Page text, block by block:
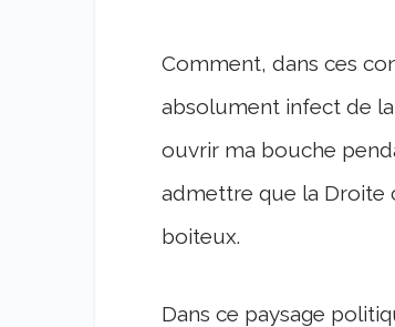
Comment, dans ces
absolument infect de
ouvrir ma bouche
admettre que la Droite
boiteux.
Dans ce paysage